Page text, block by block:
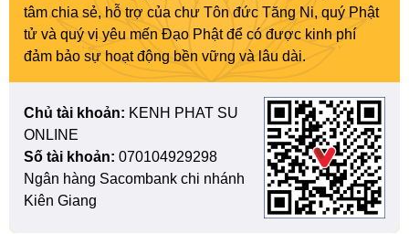
tâm chia sẻ, hỗ trợ của chư Tôn đức Tăng Ni, quý Phật
tử và quý vị yêu mến Đạo Phật để có được kinh phí
đảm bảo sự hoạt động bền vững và lâu dài.
Chủ tài khoản: KENH PHAT SU
ONLINE
Số tài khoản: 070104929298
Ngân hàng Sacombank chi nhánh
Kiên Giang